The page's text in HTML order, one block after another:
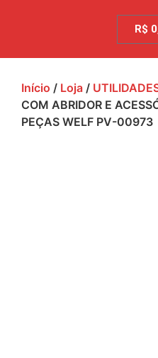
R$
Início / Loja /
COM ABRIDOR E
PEÇAS WELF PV-00973